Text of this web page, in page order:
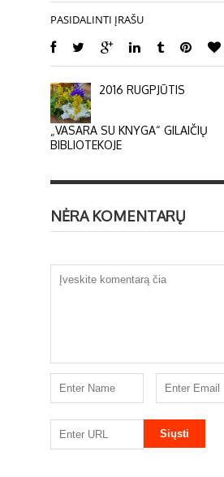
PASIDALINTI ĮRAŠU
2016 RUGPJŪTIS
„VASARA SU KNYGA“ GILAIČIŲ
BIBLIOTEKOJE
NĖRA KOMENTARŲ